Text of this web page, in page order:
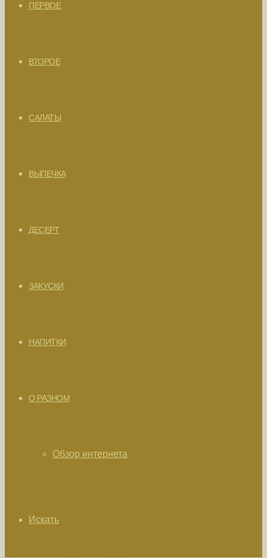
ПЕРВОЕ
ВТОРОЕ
САЛАТЫ
ВЫПЕЧКА
ДЕСЕРТ
ЗАКУСКИ
НАПИТКИ
О РАЗНОМ
Обзор интернета
Искать